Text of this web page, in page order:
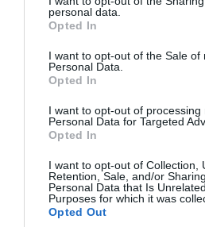
personal data.
Opted In
I want to opt-out of the Sale of
Personal Data.
Opted In
I want to opt-out of processing
Personal Data for Targeted
Opted In
I want to opt-out of Collection,
Retention, Sale, and/or
Personal Data that Is
Purposes for which it was
Opted Out
La selección femenina de Argentina
partido de baloncesto en 2014. LUIS
“La capacidad de movilización
algo secundario en los países
fútbol eso es clarísimo”, dice
qué nunca entonaba el himno
propósito, es una boludez esa
a su manera, no me hace falta